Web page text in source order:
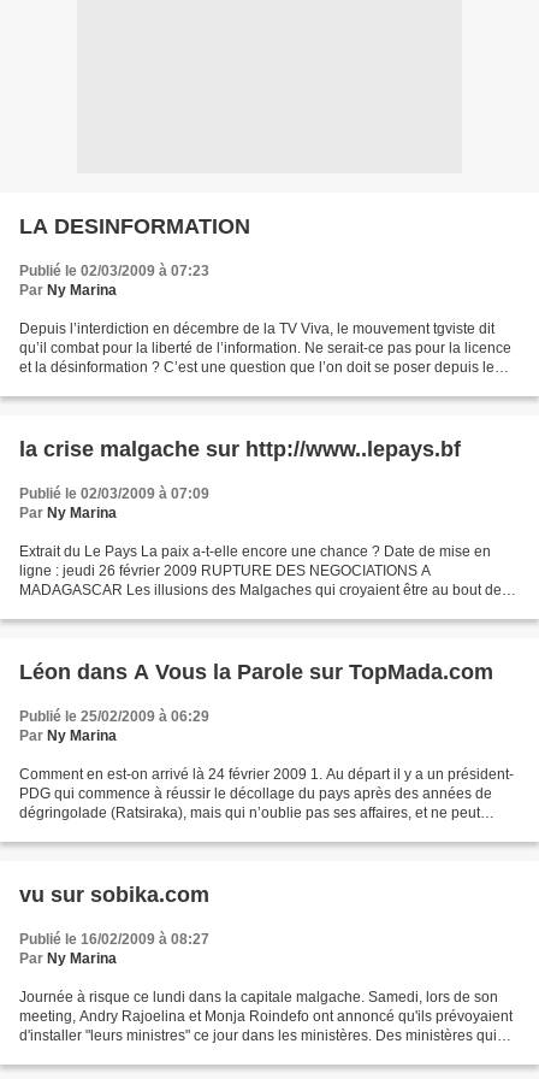
LA DESINFORMATION
Publié le 02/03/2009 à 07:23
Par Ny Marina
Depuis l’interdiction en décembre de la TV Viva, le mouvement tgviste dit
qu’il combat pour la liberté de l’information. Ne serait-ce pas pour la licence
et la désinformation ? C’est une question que l’on doit se poser depuis le
la crise malgache sur http://www..lepays.bf
Publié le 02/03/2009 à 07:09
Par Ny Marina
Extrait du Le Pays La paix a-t-elle encore une chance ? Date de mise en
ligne : jeudi 26 février 2009 RUPTURE DES NEGOCIATIONS A
MADAGASCAR Les illusions des Malgaches qui croyaient être au bout de
Léon dans A Vous la Parole sur TopMada.com
Publié le 25/02/2009 à 06:29
Par Ny Marina
Comment en est-on arrivé là 24 février 2009 1. Au départ il y a un président-
PDG qui commence à réussir le décollage du pays après des années de
dégringolade (Ratsiraka), mais qui n’oublie pas ses affaires, et ne peut
vu sur sobika.com
Publié le 16/02/2009 à 08:27
Par Ny Marina
Journée à risque ce lundi dans la capitale malgache. Samedi, lors de son
meeting, Andry Rajoelina et Monja Roindefo ont annoncé qu'ils prévoyaient
d'installer "leurs ministres" ce jour dans les ministères. Des ministères qui